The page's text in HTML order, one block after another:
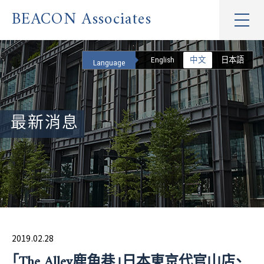
BEACON Associates
最新消息
Language English 中文 日本語
2019.02.28